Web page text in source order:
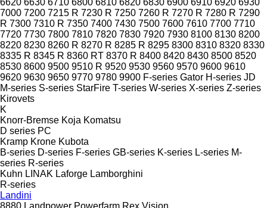
7000 7200 7215 R 7230 R 7250 7260 R 7270 R 7280 R 7290
R 7300 7310 R 7350 7400 7430 7500 7600 7610 7700 7710
7720 7730 7800 7810 7820 7830 7920 7930 8100 8130 8200
8220 8230 8260 R 8270 R 8285 R 8295 8300 8310 8320 8330
8335 R 8345 R 8360 RT 8370 R 8400 8420 8430 8500 8520
8530 8600 9500 9510 R 9520 9530 9560 9570 9600 9610
9620 9630 9650 9770 9780 9900 F-series Gator H-series JD
M-series S-series StarFire T-series W-series X-series Z-series
Kirovets
K
Knorr-Bremse Koja Komatsu
D series PC
Kramp Krone Kubota
B-series D-series F-series GB-series K-series L-series M-
series R-series
Kuhn LINAK Laforge Lamborghini
R-series
Landini
8880 Landpower Powerfarm Rex Vision